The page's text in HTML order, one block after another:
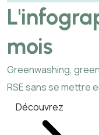
mois
Greenwashing,
RSE sans se mettre
Découvrez